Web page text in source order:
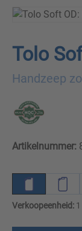
Tolo
Handzeep
Artikelnummer:
Verkoopeenheid: